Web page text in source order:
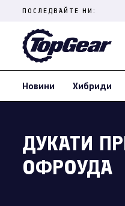
content
(Press
ПОСЛЕДВАЙТЕ НИ:
Новини Хибриди
ДУКАТИ
ОФРОУДА